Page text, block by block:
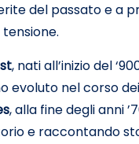
del passato e a
, nati all’inizio del
evoluto nel corso
, alla fine degli anni
e raccontando